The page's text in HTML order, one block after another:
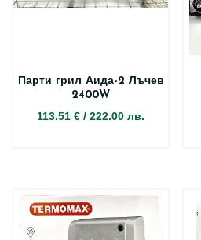
Парти грил Аида-2 Лъчев
2400W
113.51 € / 222.00 лв.